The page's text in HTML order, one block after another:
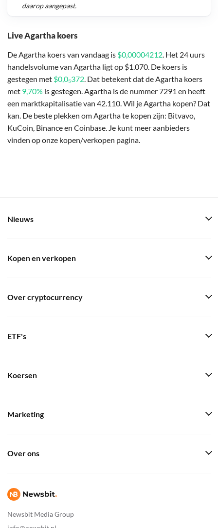
Live Agartha koers
De Agartha koers van vandaag is $0,00004212. Het 24 uurs
handelsvolume van Agartha ligt op $1.070. De koers is
gestegen met $0,0₅372. Dat betekent dat de Agartha koers
met 9,70% is gestegen. Agartha is de nummer 7291 en heeft
een marktkapitalisatie van 42.110. Wil je Agartha kopen? Dat
kan. De beste plekken om Agartha te kopen zijn: Bitvavo,
KuCoin, Binance en Coinbase. Je kunt meer aanbieders
vinden op onze kopen/verkopen pagina.
daarop aangepast.
Newsbit Media Group
Nieuws
Kopen en verkopen
Over cryptocurrency
ETF's
Koersen
Marketing
Over ons